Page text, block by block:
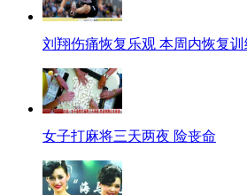
刘翔伤痛恢复乐观 本周内恢复训
女子打麻将三天两夜 险丧命